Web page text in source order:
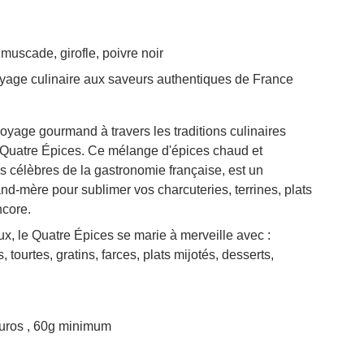
girofle, poivre noir
culinaire aux saveurs authentiques de France
gourmand à travers les traditions culinaires
Épices. Ce mélange d'épices chaud et
célèbres de la gastronomie française, est un
mère pour sublimer vos charcuteries, terrines, plats
le Quatre Épices se marie à merveille avec :
tourtes, gratins, farces, plats mijotés, desserts,
, 60g minimum